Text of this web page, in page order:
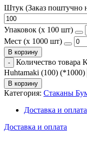
Штук (Заказ поштучно
Упаковок (x 100 шт)
Мест (x 1000 шт)
В корзину
Количество
Huhtamaki (100) (*1000)
В корзину
Категория: Стаканы
Доставка и оплата
Доставка и оплата